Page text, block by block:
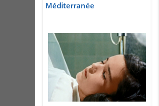
Méditerranée